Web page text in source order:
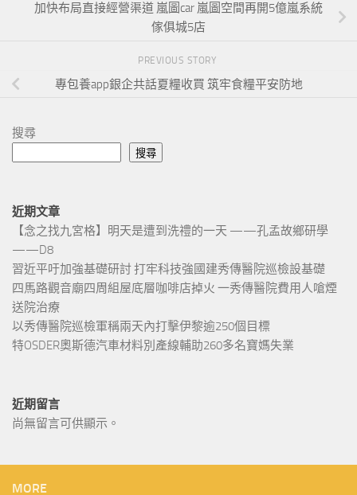
加快布局直接經營渠道 嵐圖car 嵐圖空間再開5億嵐系統
傢俱城5店
PREVIOUS STORY
專包養app銀企共話夏糧收買 筑牢食糧平安防地
搜尋
搜尋
近期文章
【念之找九宮格】明天是遭到洗禮的一天 ——孔孟故鄉研學
——D8
習近平吁加強基礎研討 打牢科技強國建秀傳醫院巡檢設基礎
四馬路觀音廟四周組屋底層咖啡店掉火 一秀傳醫院費用人嗆煙
送院治療
以秀傳醫院巡檢軍稱兩天內打擊伊黎逾250個目標
特OSDER奧斯德汽車材料別產線輔助260多名寶媽失業
近期留言
尚無留言可供顯示。
MORE